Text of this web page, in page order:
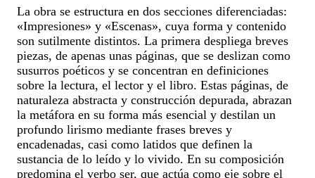
La obra se estructura en dos secciones diferenciadas:
«Impresiones» y «Escenas», cuya forma y contenido
son sutilmente distintos. La primera despliega breves
piezas, de apenas unas páginas, que se deslizan como
susurros poéticos y se concentran en definiciones
sobre la lectura, el lector y el libro. Estas páginas, de
naturaleza abstracta y construcción depurada, abrazan
la metáfora en su forma más esencial y destilan un
profundo lirismo mediante frases breves y
encadenadas, casi como latidos que definen la
sustancia de lo leído y lo vivido. En su composición
predomina el verbo ser, que actúa como eje sobre el